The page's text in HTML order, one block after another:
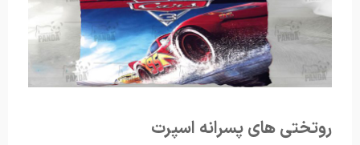
روتختی های پسرانه اسپرت